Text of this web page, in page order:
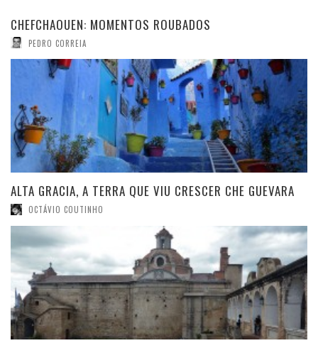
CHEFCHAOUEN: MOMENTOS ROUBADOS
PEDRO CORREIA
ALTA GRACIA, A TERRA QUE VIU CRESCER CHE GUEVARA
OCTÁVIO COUTINHO